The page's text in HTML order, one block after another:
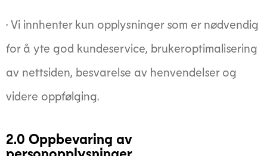
· Vi innhenter kun opplysninger som er nødvendig
for å yte god kundeservice, brukeroptimalisering
av nettsiden, besvarelse av henvendelser og
videre oppfølging.
2.0 Oppbevaring av